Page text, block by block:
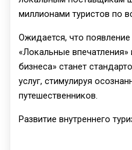
миллионами туристов по
Ожидается, что
«Локальные
бизнеса» станет
услуг, стимулируя
путешественников.
Развитие внутреннего